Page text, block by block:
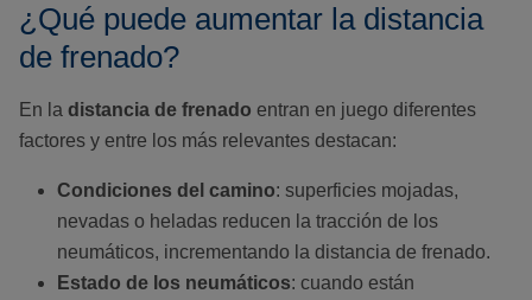
¿Qué puede aumentar la distancia
de frenado?
En la distancia de frenado entran en juego diferentes
factores y entre los más relevantes destacan:
Condiciones del camino: superficies mojadas,
nevadas o heladas reducen la tracción de los
neumáticos, incrementando la distancia de frenado.
Estado de los neumáticos: cuando están